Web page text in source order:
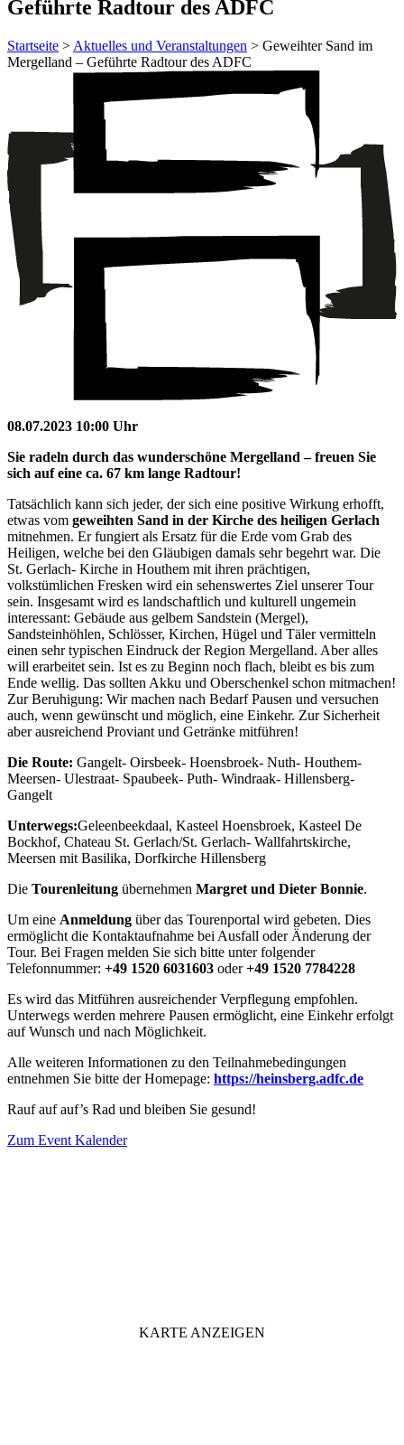
Geführte Radtour des ADFC
Startseite > Aktuelles und Veranstaltungen > Geweihter Sand im
Mergelland – Geführte Radtour des ADFC
08.07.2023 10:00 Uhr
Sie radeln durch das wunderschöne Mergelland – freuen Sie
sich auf eine ca. 67 km lange Radtour!
Tatsächlich kann sich jeder, der sich eine positive Wirkung erhofft,
etwas vom geweihten Sand in der Kirche des heiligen Gerlach
mitnehmen. Er fungiert als Ersatz für die Erde vom Grab des
Heiligen, welche bei den Gläubigen damals sehr begehrt war. Die
St. Gerlach- Kirche in Houthem mit ihren prächtigen,
volkstümlichen Fresken wird ein sehenswertes Ziel unserer Tour
sein. Insgesamt wird es landschaftlich und kulturell ungemein
interessant: Gebäude aus gelbem Sandstein (Mergel),
Sandsteinhöhlen, Schlösser, Kirchen, Hügel und Täler vermitteln
einen sehr typischen Eindruck der Region Mergelland. Aber alles
will erarbeitet sein. Ist es zu Beginn noch flach, bleibt es bis zum
Ende wellig. Das sollten Akku und Oberschenkel schon mitmachen!
Zur Beruhigung: Wir machen nach Bedarf Pausen und versuchen
auch, wenn gewünscht und möglich, eine Einkehr. Zur Sicherheit
aber ausreichend Proviant und Getränke mitführen!
Die Route: Gangelt- Oirsbeek- Hoensbroek- Nuth- Houthem-
Meersen- Ulestraat- Spaubeek- Puth- Windraak- Hillensberg-
Gangelt
Unterwegs:Geleenbeekdaal, Kasteel Hoensbroek, Kasteel De
Bockhof, Chateau St. Gerlach/St. Gerlach- Wallfahrtskirche,
Meersen mit Basilika, Dorfkirche Hillensberg
Die Tourenleitung übernehmen Margret und Dieter Bonnie.
Um eine Anmeldung über das Tourenportal wird gebeten. Dies
ermöglicht die Kontaktaufnahme bei Ausfall oder Änderung der
Tour. Bei Fragen melden Sie sich bitte unter folgender
Telefonnummer: +49 1520 6031603 oder+49 1520 7784228
Es wird das Mitführen ausreichender Verpflegung empfohlen.
Unterwegs werden mehrere Pausen ermöglicht, eine Einkehr erfolgt
auf Wunsch und nach Möglichkeit.
Alle weiteren Informationen zu den Teilnahmebedingungen
entnehmen Sie bitte der Homepage: https://heinsberg.adfc.de
Rauf auf auf’s Rad und bleiben Sie gesund!
Zum Event Kalender
KARTE ANZEIGEN